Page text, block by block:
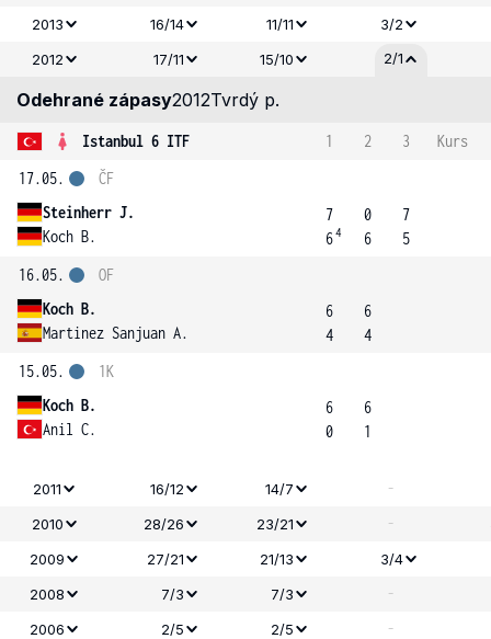
2013 16/14 11/11
3/2
2012
17/11 15/10 2/1
Odehrané zápasy2012Tvrdý p.
Istanbul 6 ITF 1 2 3
Kurs
17.05.
Steinherr J.
Koch B.
ČF
7
64
0
6
7
5
16.05.
Koch B.
Martinez Sanjuan A.
OF
6
4
6
4
15.05.
Koch B.
Anil C.
1K
6
0
6
1
2011 16/12 14/7 -
2010
28/26 23/21 -
2009
27/21 21/13 3/4
2008
7/3 7/3 -
2006 2/5 2/5 -